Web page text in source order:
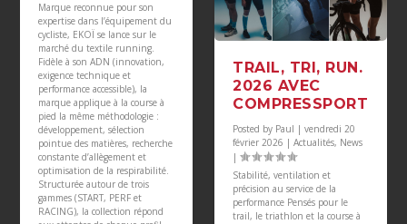
Marque reconnue pour son
expertise dans l’équipement du
cycliste, EKOÏ se lance sur le
marché du textile running.
Fidèle à son ADN (innovation,
exigence technique et
performance accessible), la
marque applique à la course à
pied la même méthodologie :
développement, sélection
pointue des matières, recherche
constante d’allègement et
optimisation de la respirabilité.
Structurée autour de trois
gammes (START, PERF et
RACING), la collection répond
TRAIL, TRI, RUN.
2026 AVEC
COMPRESSPORT
Posted by Paul | vendredi 20
février 2026 | Actualités, News
|
Stabilité, ventilation et
précision au service de la
performance Pensés pour le
trail, le triathlon et la course à